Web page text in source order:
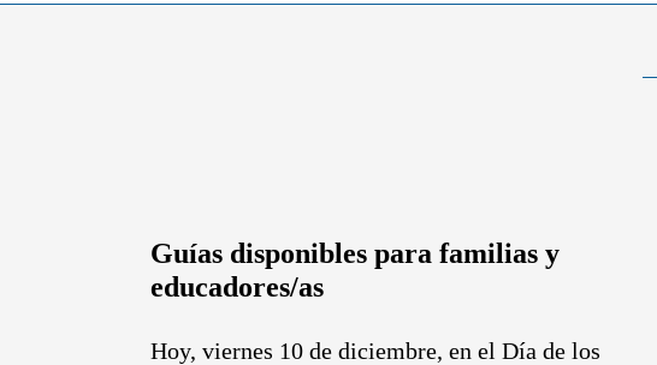
Guías disponibles para familias y
educadores/as
Hoy, viernes 10 de diciembre, en el Día de los